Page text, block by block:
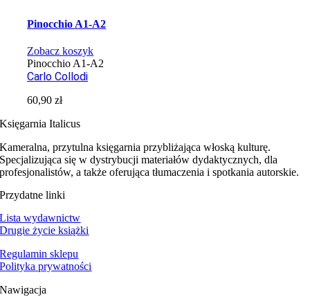
Pinocchio A1-A2
Zobacz koszyk
Pinocchio A1-A2
Carlo Collodi
60,90zł
Księgarnia Italicus
Kameralna, przytulna księgarnia przybliżająca włoską kulturę.
Specjalizująca się w dystrybucji materiałów dydaktycznych, dla
profesjonalistów, a także oferująca tłumaczenia i spotkania autorskie.
Przydatne linki
Lista wydawnictw
Drugie życie książki
Regulamin sklepu
Polityka prywatności
Nawigacja